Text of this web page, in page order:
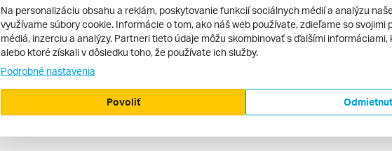
Na personalizáciu obsahu a reklám, poskytovanie funkcií sociálnych médií a analýzu
využívame súbory cookie. Informácie o tom, ako náš web používate, zdieľame so svojimi
médiá, inzerciu a analýzy. Partneri tieto údaje môžu skombinovať s ďalšími
alebo ktoré získali v dôsledku toho, že používate ich služby.
Podrobné nastavenia
Odmietnuť
Povoliť